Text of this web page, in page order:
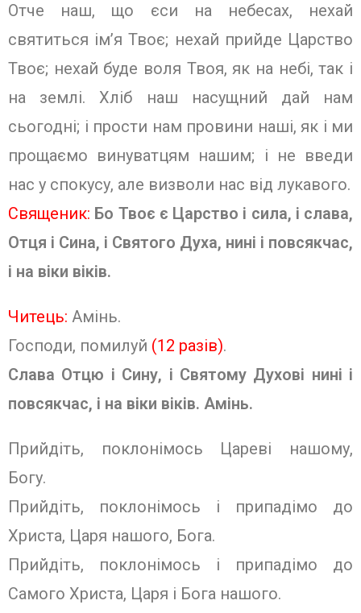
Отче наш, що єси на небесах, нехай
святиться ім’я Твоє; нехай прийде Цар­ство
Твоє; нехай буде воля Твоя, як на небі, так і
на землі. Хліб наш насущний дай нам
сьогодні; і прости нам провини наші, як і ми
прощаємо винуватцям нашим; і не введи
нас у спокусу, але ви­зволи нас від лукавого.
Священик: Бо Твоє є Царство і сила, і слава,
Отця і Сина, і Святого Духа, нині і повсякчас,
і на віки віків.
Читець: Амінь.
Господи, помилуй (12 разів).
Слава Отцю і Сину, і Святому Духові нині і
повсякчас, і на віки віків. Амінь.
Прийдіть, поклонімось Цареві нашому,
Богу.
Прийдіть, поклонімось і припадімо до
Христа, Царя нашого, Бога.
Прийдіть, поклонімось і припадімо до
Самого Христа, Царя і Бога нашого.